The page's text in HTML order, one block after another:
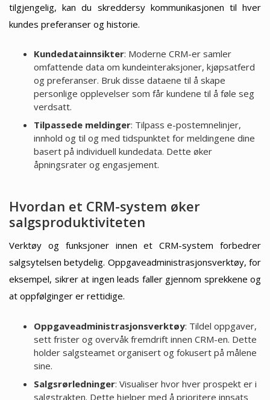
tilgjengelig, kan du skreddersy kommunikasjonen til hver
kundes preferanser og historie.
Kundedatainnsikter: Moderne CRM-er samler
omfattende data om kundeinteraksjoner, kjøpsatferd
og preferanser. Bruk disse dataene til å skape
personlige opplevelser som får kundene til å føle seg
verdsatt.
Tilpassede meldinger: Tilpass e-postemnelinjer,
innhold og til og med tidspunktet for meldingene dine
basert på individuell kundedata. Dette øker
åpningsrater og engasjement.
Hvordan et CRM-system øker
salgsproduktiviteten
Verktøy og funksjoner innen et CRM-system forbedrer
salgsytelsen betydelig. Oppgaveadministrasjonsverktøy, for
eksempel, sikrer at ingen leads faller gjennom sprekkene og
at oppfølginger er rettidige.
Oppgaveadministrasjonsverktøy: Tildel oppgaver,
sett frister og overvåk fremdrift innen CRM-en. Dette
holder salgsteamet organisert og fokusert på målene
sine.
Salgsrørledninger: Visualiser hvor hver prospekt er i
salgstrakten. Dette hjelper med å prioritere innsats